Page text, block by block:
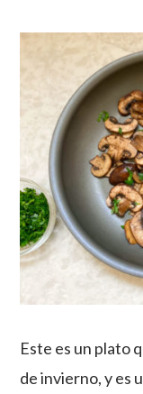
Este es un plato
de invierno, y es